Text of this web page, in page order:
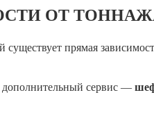
ОТ
прямая
дополнительный сервис —